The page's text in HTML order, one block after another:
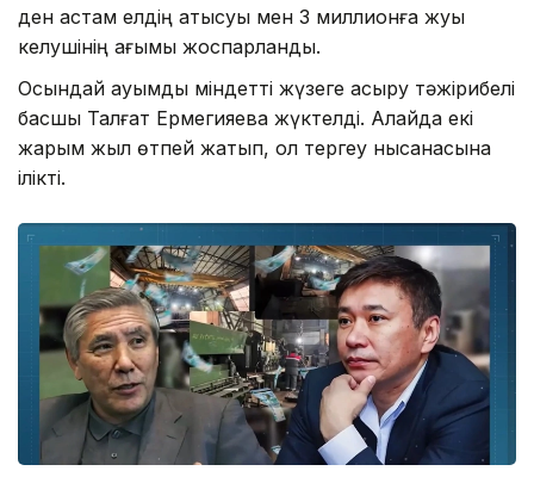
ден астам елдің қатысуы мен 3 миллионға жуық
келушінің ағымы жоспарланды.
Осындай ауқымды міндетті жүзеге асыру тәжірибелі
басшы Талғат Ермегияевқа жүктелді. Алайда екі
жарым жыл өтпей жатып, ол тергеу нысанасына
ілікті.